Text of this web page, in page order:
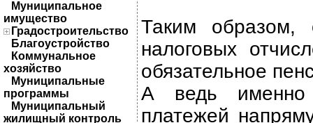
Муниципальное
имущество
Градостроительство
Благоустройство
Коммунальное
хозяйство
Муниципальные
программы
Муниципальный
жилищный контроль
Таким образом,
налоговых
обязательное
А ведь именно
платежей